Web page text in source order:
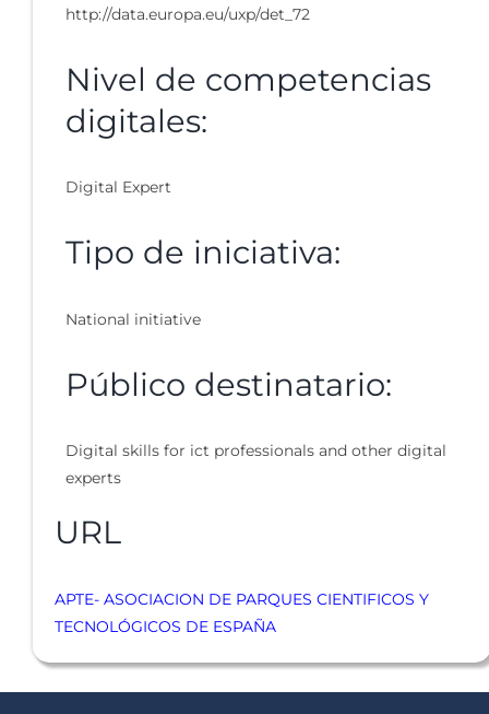
http://data.europa.eu/uxp/det_72
Nivel de competencias
digitales:
Digital Expert
Tipo de iniciativa:
National initiative
Público destinatario:
Digital skills for ict professionals and other digital
experts
URL
APTE- ASOCIACION DE PARQUES CIENTIFICOS Y
TECNOLÓGICOS DE ESPAÑA